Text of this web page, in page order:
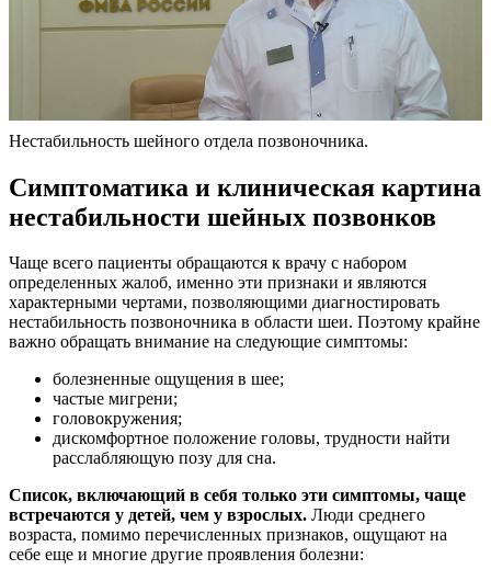
Нестабильность шейного отдела позвоночника.
Симптоматика и клиническая картина
нестабильности шейных позвонков
Чаще всего пациенты обращаются к врачу с набором
определенных жалоб, именно эти признаки и являются
характерными чертами, позволяющими диагностировать
нестабильность позвоночника в области шеи. Поэтому крайне
важно обращать внимание на следующие симптомы:
болезненные ощущения в шее;
частые мигрени;
головокружения;
дискомфортное положение головы, трудности найти
расслабляющую позу для сна.
Список, включающий в себя только эти симптомы, чаще
встречаются у детей, чем у взрослых. Люди среднего
возраста, помимо перечисленных признаков, ощущают на
себе еще и многие другие проявления болезни: